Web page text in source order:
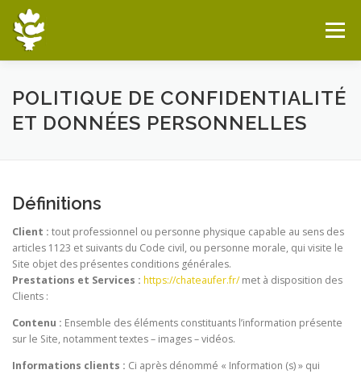
contenu
Menu
BIENVENUE À CHÂTEAUFER LA FERME
POLITIQUE DE CONFIDENTIALITÉ
ET DONNÉES PERSONNELLES
Définitions
Client : tout professionnel ou personne physique capable au sens des
articles 1123 et suivants du Code civil, ou personne morale, qui visite le
Site objet des présentes conditions générales.
Prestations et Services : https://chateaufer.fr/met à disposition des
Clients :
Contenu : Ensemble des éléments constituants l’information présente
sur le Site, notamment textes – images – vidéos.
Informations clients : Ci après dénommé « Information (s) » qui